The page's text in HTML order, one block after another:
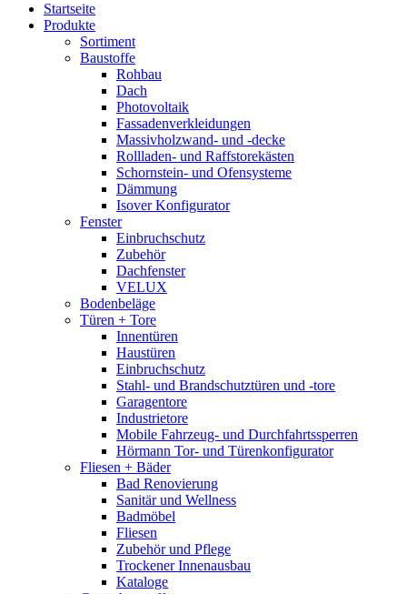
Startseite
Produkte
Sortiment
Baustoffe
Rohbau
Dach
Photovoltaik
Fassadenverkleidungen
Massivholzwand- und -decke
Rollladen- und Raffstorekästen
Schornstein- und Ofensysteme
Dämmung
Isover Konfigurator
Fenster
Einbruchschutz
Zubehör
Dachfenster
VELUX
Bodenbeläge
Türen + Tore
Innentüren
Haustüren
Einbruchschutz
Stahl- und Brandschutztüren und -tore
Garagentore
Industrietore
Mobile Fahrzeug- und Durchfahrtssperren
Hörmann Tor- und Türenkonfigurator
Fliesen + Bäder
Bad Renovierung
Sanitär und Wellness
Badmöbel
Fliesen
Zubehör und Pflege
Trockener Innenausbau
Kataloge